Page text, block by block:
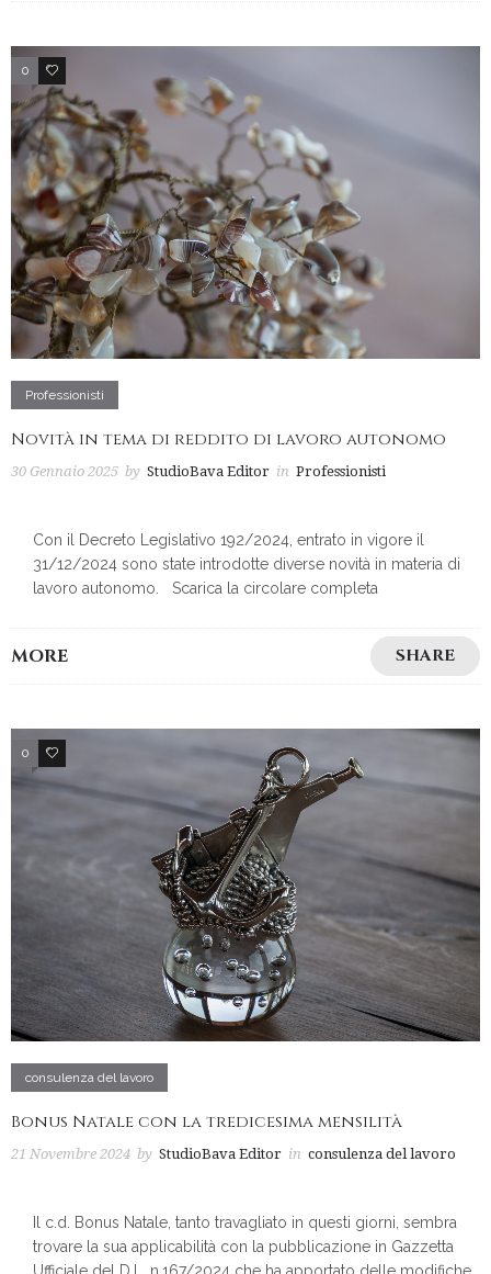
0 2
Professionisti
Novità in tema di reddito di lavoro autonomo
30 Gennaio 2025 by StudioBava Editor in Professionisti
Con il Decreto Legislativo 192/2024, entrato in vigore il
31/12/2024 sono state introdotte diverse novità in materia di
lavoro autonomo. Scarica la circolare completa
MORE SHARE
0 3
consulenza del lavoro
Bonus Natale con la tredicesima mensilità
21 Novembre 2024 by StudioBava Editor in consulenza del lavoro
Il c.d. Bonus Natale, tanto travagliato in questi giorni, sembra
trovare la sua applicabilità con la pubblicazione in Gazzetta